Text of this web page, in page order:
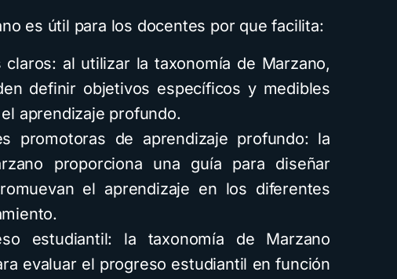
es útil para los docentes por que facilita:
claros: al utilizar la taxonomía de Marzano,
definir objetivos específicos y medibles
aprendizaje profundo.
promotoras de aprendizaje profundo: la
proporciona una guía para diseñar
el aprendizaje en los diferentes
estudiantil: la taxonomía de Marzano
evaluar el progreso estudiantil en función